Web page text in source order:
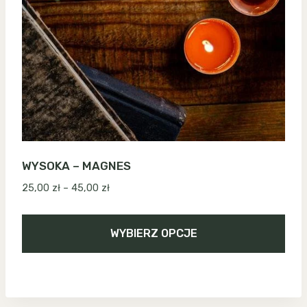
WYSOKA – MAGNES
25,00 zł – 45,00 złZakres
25,00 zł
do
WYBIERZ OPCJE
ma